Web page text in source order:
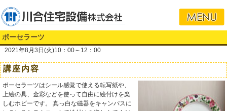
ポーセラーツ
2021年8月3日(火)10：00～12：00
講座内容
ポーセラーツはシール感覚で使える転写紙や、
上絵の具、金彩などを使って自由に絵付けを楽
しむホビーです。 真っ白な磁器をキャンパスに